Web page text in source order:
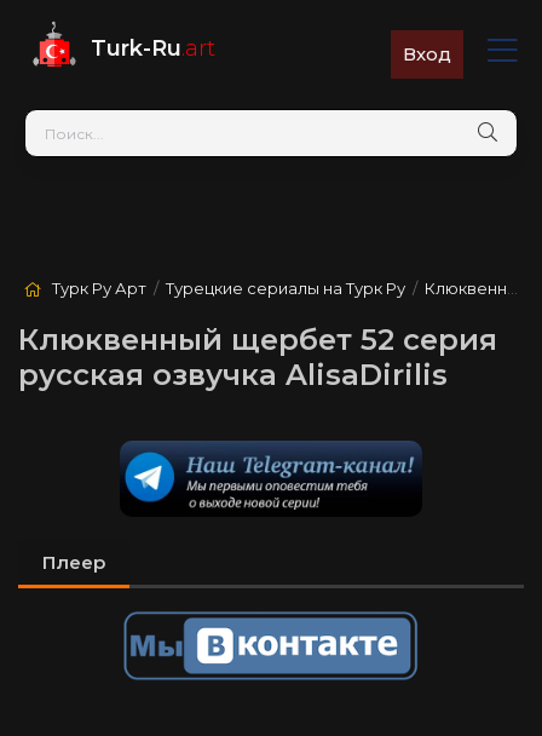
Turk-Ru.art Вход
Турк Ру Арт /Турецкие сериалы на Турк Ру / Клюквенный щербет
Клюквенный щербет 52 серия
русская озвучка AlisaDirilis
Плеер